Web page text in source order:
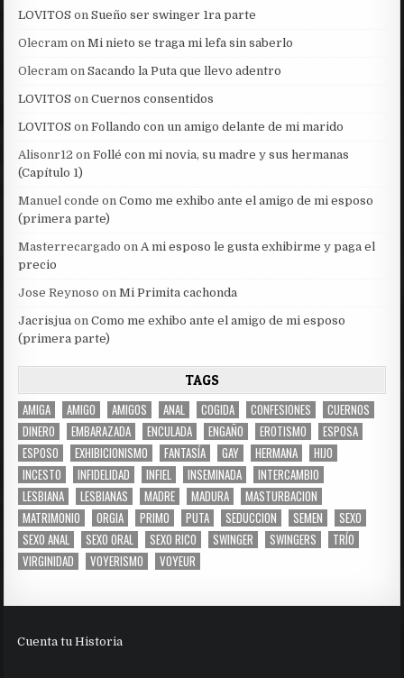
LOVITOS onSueño ser swinger 1ra parte
Olecram onMi nieto se traga mi lefa sin saberlo
Olecram onSacando la Puta que llevo adentro
LOVITOS onCuernos consentidos
LOVITOS onFollando con un amigo delante de mi marido
Alisonr12 onFollé con mi novia, su madre y sus hermanas
(Capítulo 1)
Manuel conde onComo me exhibo ante el amigo de mi esposo
(primera parte)
Masterrecargado onA mi esposo le gusta exhibirme y paga el
precio
Jose Reynoso onMi Primita cachonda
Jacrisjua onComo me exhibo ante el amigo de mi esposo
(primera parte)
TAGS
AMIGA AMIGO AMIGOS ANAL COGIDA CONFESIONES
CUERNOS
DINERO
EMBARAZADA ENCULADA ENGAÑO EROTISMO
ESPOSA
ESPOSO
EXHIBICIONISMO FANTASÍA GAY HERMANA
HIJO
INCESTO
INFIDELIDAD INFIEL INSEMINADA
INTERCAMBIO
LESBIANA
LESBIANAS MADRE MADURA
MASTURBACION
MATRIMONIO
ORGIA PRIMO PUTA SEDUCCION SEMEN
SEXO
SEXO ANAL
SEXO ORAL SEXO RICO SWINGER SWINGERS
TRÍO
VIRGINIDAD
VOYERISMO VOYEUR
Cuenta tu Historia